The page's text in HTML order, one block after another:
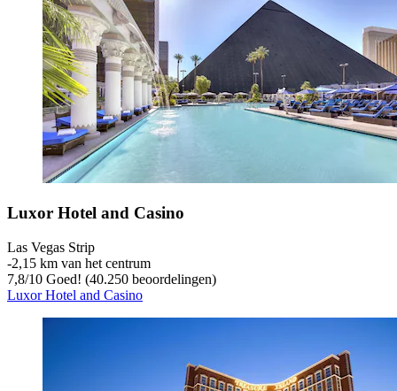
Luxor Hotel and Casino
Las Vegas Strip
‐2,15 km van het centrum
7,8/10 Goed! (40.250 beoordelingen)
Luxor Hotel and Casino